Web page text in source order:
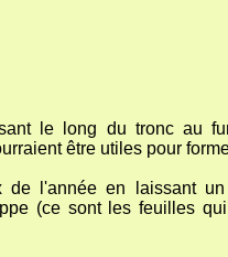
le long du tronc au
être utiles pour
de l'année en laissant
(ce sont les feuilles